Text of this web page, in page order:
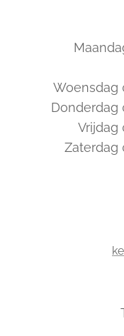
Woensdag
Donderdag
Vrijdag
Zaterdag